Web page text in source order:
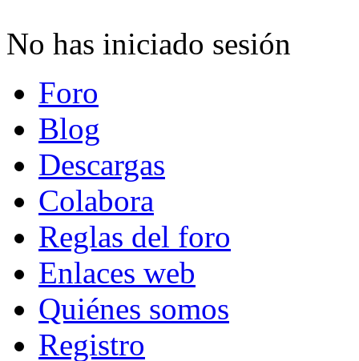
No has iniciado sesión
Foro
Blog
Descargas
Colabora
Reglas del foro
Enlaces web
Quiénes somos
Registro